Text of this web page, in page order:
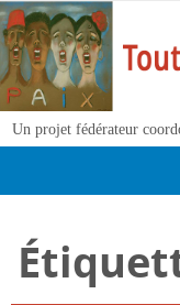
Passer
vers
le
contenu
Un projet fédérateur